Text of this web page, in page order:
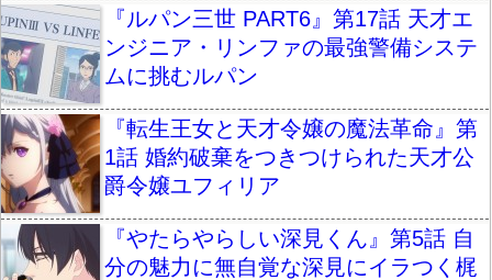
『ルパン三世 PART6』第17話 天才エ
ンジニア・リンファの最強警備システ
ムに挑むルパン
『転生王女と天才令嬢の魔法革命』第
1話 婚約破棄をつきつけられた天才公
爵令嬢ユフィリア
『やたらやらしい深見くん』第5話 自
分の魅力に無自覚な深見にイラつく梶